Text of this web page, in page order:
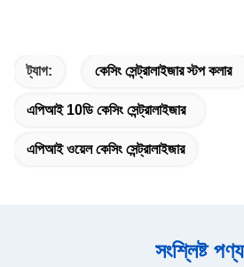
ট্যাগ: কেসিং সেন্ট্রালাইজার স্টপ কলার
এপিআই 10ডি কেসিং সেন্ট্রালাইজার
এপিআই ওয়েল কেসিং সেন্ট্রালাইজার
সংশ্লিষ্ট পণ্য